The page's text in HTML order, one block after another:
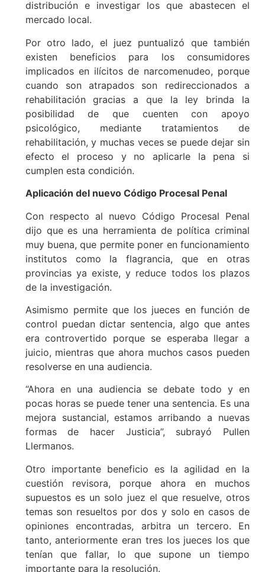
distribución e investigar los que abastecen el
mercado local.
Por otro lado, el juez puntualizó que también
existen beneficios para los consumidores
implicados en ilícitos de narcomenudeo, porque
cuando son atrapados son redireccionados a
rehabilitación gracias a que la ley brinda la
posibilidad de que cuenten con apoyo
psicológico, mediante tratamientos de
rehabilitación, y muchas veces se puede dejar sin
efecto el proceso y no aplicarle la pena si
cumplen esta condición.
Aplicación del nuevo Código Procesal Penal
Con respecto al nuevo Código Procesal Penal
dijo que es una herramienta de política criminal
muy buena, que permite poner en funcionamiento
institutos como la flagrancia, que en otras
provincias ya existe, y reduce todos los plazos
de la investigación.
Asimismo permite que los jueces en función de
control puedan dictar sentencia, algo que antes
era controvertido porque se esperaba llegar a
juicio, mientras que ahora muchos casos pueden
resolverse en una audiencia.
“Ahora en una audiencia se debate todo y en
pocas horas se puede tener una sentencia. Es una
mejora sustancial, estamos arribando a nuevas
formas de hacer Justicia”, subrayó Pullen
Llermanos.
Otro importante beneficio es la agilidad en la
cuestión revisora, porque ahora en muchos
supuestos es un solo juez el que resuelve, otros
temas son resueltos por dos y solo en casos de
opiniones encontradas, arbitra un tercero. En
tanto, anteriormente eran tres los jueces los que
tenían que fallar, lo que supone un tiempo
importante para la resolución.